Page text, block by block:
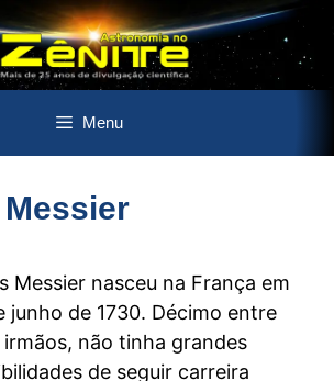
Menu
Messier nasceu na França em
junho de 1730. Décimo entre
irmãos, não tinha grandes
de seguir carreira